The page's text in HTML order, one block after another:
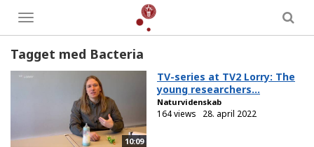
Toggle
menu
Tagget med Bacteria
10:09
TV-series at TV2 Lorry: The
young researchers...
Naturvidenskab
164 views 28. april 2022